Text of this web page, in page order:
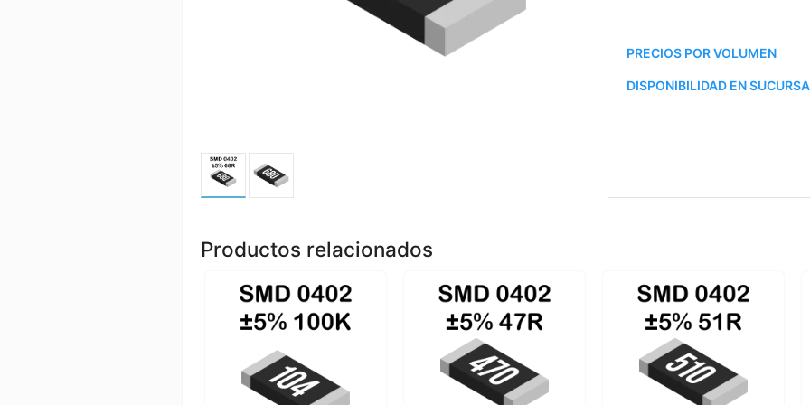
PRECIOS POR VOLUMEN
DISPONIBILIDAD EN
Productos relacionados